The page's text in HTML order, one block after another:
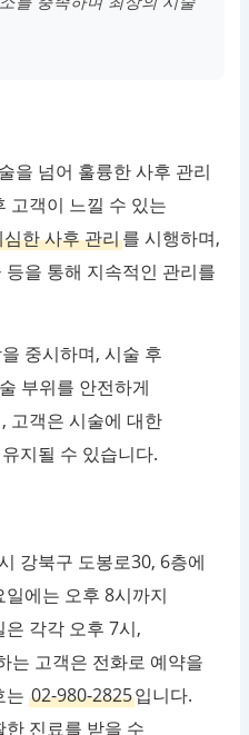
을 넘어 훌륭한 사후 관리
고객이 느낄 수 있는
심한 사후 관리를 시행하며,
을 통해 지속적인 관리를
중시하며, 시술 후
부위를 안전하게
고객은 시술에 대한
지될 수 있습니다.
강북구 도봉로30, 6층에
에는 오후 8시까지
각각 오후 7시,
는 고객은 전화로 예약을
는02-980-2825입니다.
진료를 받을 수